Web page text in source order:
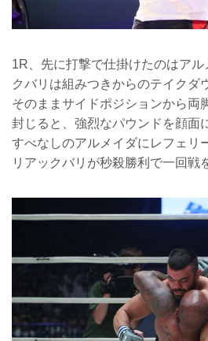
1R、先に打撃で仕掛けたのはアル
クバリは組みつきからのテイクダ
そのままサイドポジションから両
封じると、強烈なパウンドを顔面
すべなしのアルメイダにレフェリ
リアックバリが秒殺勝利で一回戦